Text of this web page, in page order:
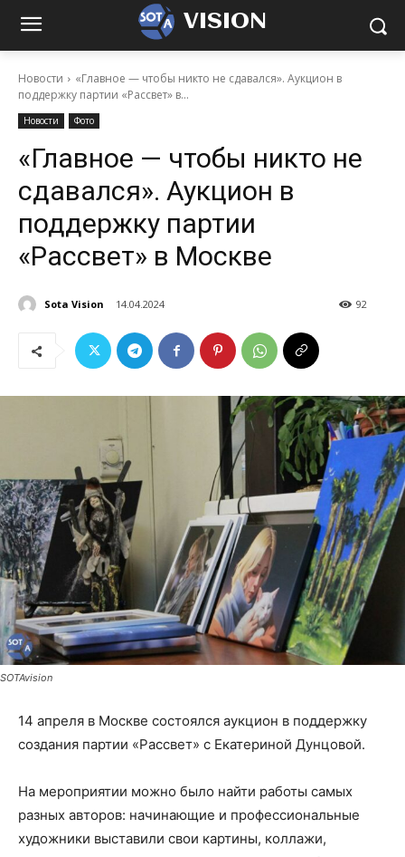
VISION
Новости
«Главное — чтобы никто не сдавался». Аукцион в
поддержку партии «Рассвет» в...
Новости Фото
«Главное — чтобы никто не
сдавался». Аукцион в
поддержку партии
«Рассвет» в Москве
Sota Vision 14.04.2024 92
SOTAvision
14 апреля в Москве состоялся аукцион в поддержку
создания партии «Рассвет» с Екатериной Дунцовой.
На мероприятии можно было найти работы самых
разных авторов: начинающие и профессиональные
художники выставили свои картины, коллажи,